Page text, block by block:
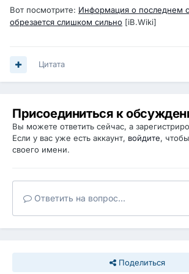
Вот посмотрите: Информация о последнем
обрезается слишком сильно [iB.Wiki]
Цитата
Присоединиться к
Вы можете ответить сейчас, а
Если у вас уже есть аккаунт, войдите,
своего имени.
Ответить на вопрос...
Поделиться